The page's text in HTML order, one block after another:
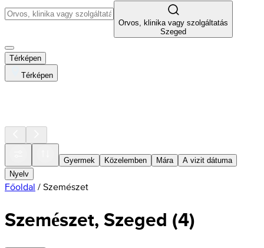
Orvos, klinika vagy szolgáltatás
Szeged
Térképen
Térképen
Gyermek Közelemben Mára
A vizit dátuma
Nyelv
Főoldal / Szemészet
Szemészet, Szeged (4)